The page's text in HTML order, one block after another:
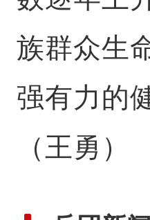
族群众生
强有力的
（王勇）